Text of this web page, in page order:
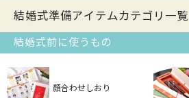
結婚式準備アイテムカテゴリ一覧
結婚式前に使うもの
顔合わせしおり